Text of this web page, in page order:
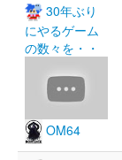
30年ぶり
にやるゲーム
の数々を・・
OM64